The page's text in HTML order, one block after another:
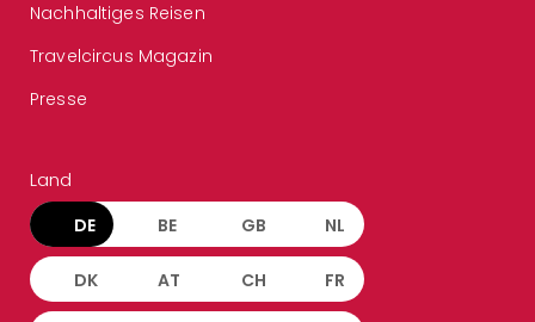
Nachhaltiges Reisen
Travelcircus Magazin
Presse
Land
DE BE GB NL
DK AT CH FR